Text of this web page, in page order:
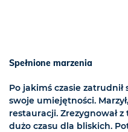
Spełnione marzenia
Po jakimś czasie zatrudnił
swoje umiejętności.
restauracji. Zrezygnował
dużo czasu dla bliskich.